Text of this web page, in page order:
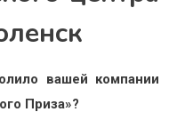
вашей компании
Приза»?